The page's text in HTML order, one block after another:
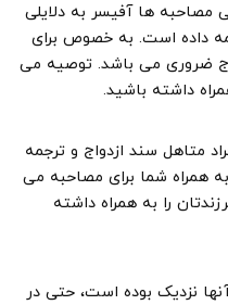
مصاحبه ها آفیسر به دلایلی
داده است. به خصوص برای
ضروری می باشد. توصیه می
داشته باشید.
متاهل سند ازدواج و ترجمه
همراه شما برای مصاحبه می
را به همراه داشته
نزدیک بوده است، حتی در